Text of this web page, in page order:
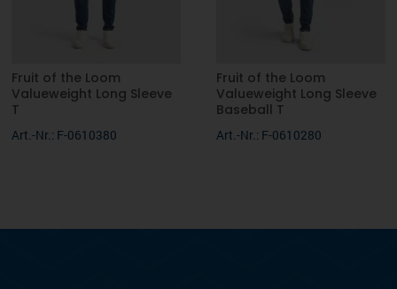
Fruit of the Loom
Valueweight Long Sleeve
T
Art.-Nr.: F-0610380
Fruit of the Loom
Valueweight Long Sleeve
Baseball T
Art.-Nr.: F-0610280